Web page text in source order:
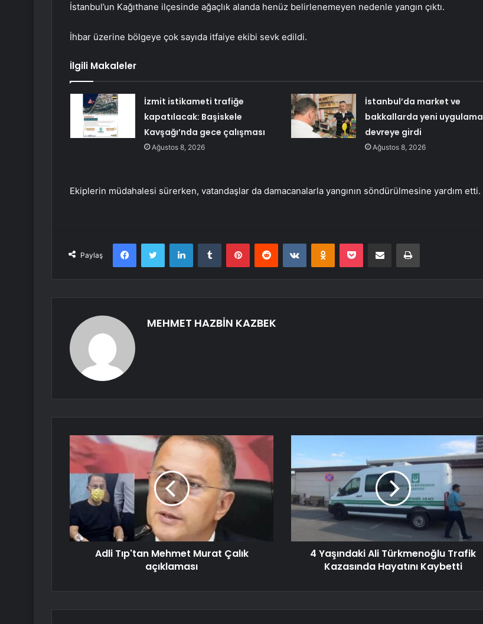
İstanbul’un Kağıthane ilçesinde ağaçlık alanda henüz belirlenemeyen nedenle yangın çıktı.
İhbar üzerine bölgeye çok sayıda itfaiye ekibi sevk edildi.
İlgili Makaleler
İzmit istikameti trafiğe
kapatılacak: Başiskele
Kavşağı’nda gece çalışması
Ağustos 8, 2026
İstanbul’da market ve
bakkallarda yeni uygulama
devreye girdi
Ağustos 8, 2026
Ekiplerin müdahalesi sürerken, vatandaşlar da damacanalarla yangının söndürülmesine yardım etti.
Paylaş
FacebookTwitter LinkedInTumblr PinterestReddit VKontakteOdnoklassniki
Pocket E-Posta ile paylaş Yazdır
MEHMET HAZBİN KAZBEK
Adli Tıp'tan Mehmet Murat Çalık
açıklaması
4 Yaşındaki Ali Türkmenoğlu Trafik
Kazasında Hayatını Kaybetti